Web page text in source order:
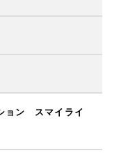
ョン スマイライ